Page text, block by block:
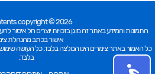
copyright © 2026
התמונות והמידע באתר זה מוגן בזכויות יוצרים חל
אישור בכתב מהנהלת
כל האמור באתר צימרים הינו המלצה בלבד. כל העושה
בלבד.